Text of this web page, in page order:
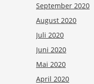
September 2020
August 2020
Juli 2020
Juni 2020
Mai 2020
April 2020